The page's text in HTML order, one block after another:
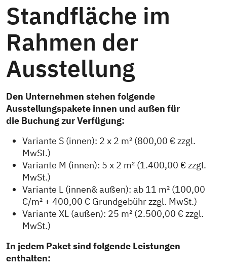
Standfläche im
Rahmen der
Ausstellung
Den Unternehmen stehen folgende
Ausstellungspakete innen und außen für
die Buchung zur Verfügung:
Variante S (innen): 2 x 2 m² (800,00 € zzgl.
MwSt.)
Variante M (innen): 5 x 2 m² (1.400,00 € zzgl.
MwSt.)
Variante L (innen& außen): ab 11 m² (100,00
€/m² + 400,00 € Grundgebühr zzgl. MwSt.)
Variante XL (außen): 25 m² (2.500,00 € zzgl.
MwSt.)
In jedem Paket sind folgende Leistungen
enthalten: